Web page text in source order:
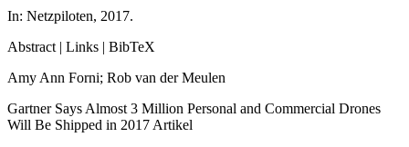
In: Netzpiloten, 2017.
Abstract| Links
BibTeX
Amy Ann Forni; Rob van der Meulen
Gartner Says Almost 3 Million Personal and Commercial Drones
Will Be Shipped in 2017Artikel